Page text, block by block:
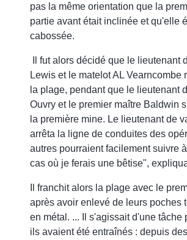
pas la même orientation que la
partie avant était inclinée et qu'elle
cabossée.
Il fut alors décidé que le lieutenant
Lewis et le matelot AL Vearncombe
la plage, pendant que le lieutenant
Ouvry et le premier maître Baldwin
la première mine. Le lieutenant de
arrêta la ligne de conduites des
autres pourraient facilement suivre
cas où je ferais une bêtise",
Il franchit alors la plage avec le
après avoir enlevé de leurs poches
en métal. ... Il s'agissait d'une tâche
ils avaient été entraînés : depuis